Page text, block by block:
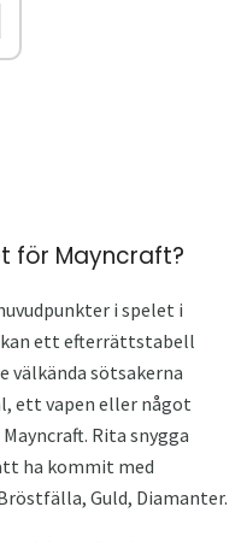
för Mayncraft?
i spelet i
ett efterrättstabell
sötsakerna
ett vapen eller något
Rita snygga
ha kommit med
Guld, Diamanter.